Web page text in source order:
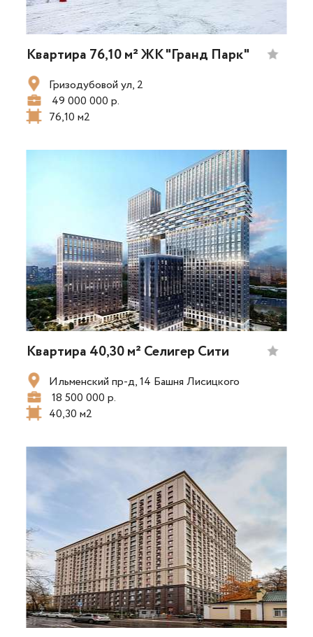
Квартира 76,10 м² ЖК "Гранд Парк"
Гризодубовой ул, 2
49 000 000 р.
76,10 м2
Квартира 40,30 м² Селигер Сити
Ильменский пр-д, 14 Башня Лисицкого
18 500 000 р.
40,30 м2